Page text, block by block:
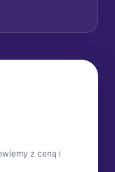
z ceną i